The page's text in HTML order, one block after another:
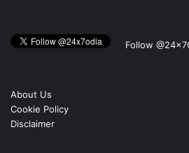
Follow
About Us
Cookie Policy
Disclaimer